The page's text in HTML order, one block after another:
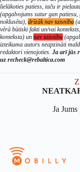
lielākoties patiess, taču ir
(apgalvojums satur gan
noklusēta), drīzāk nav taisnība
vērā būtiski fakti un/vai
konteksta) un nav taisnība
izteikuma autors neapzināti
redaktori vienojoties. Ja arī jūs
uz recheck@rebaltica.com
Ja